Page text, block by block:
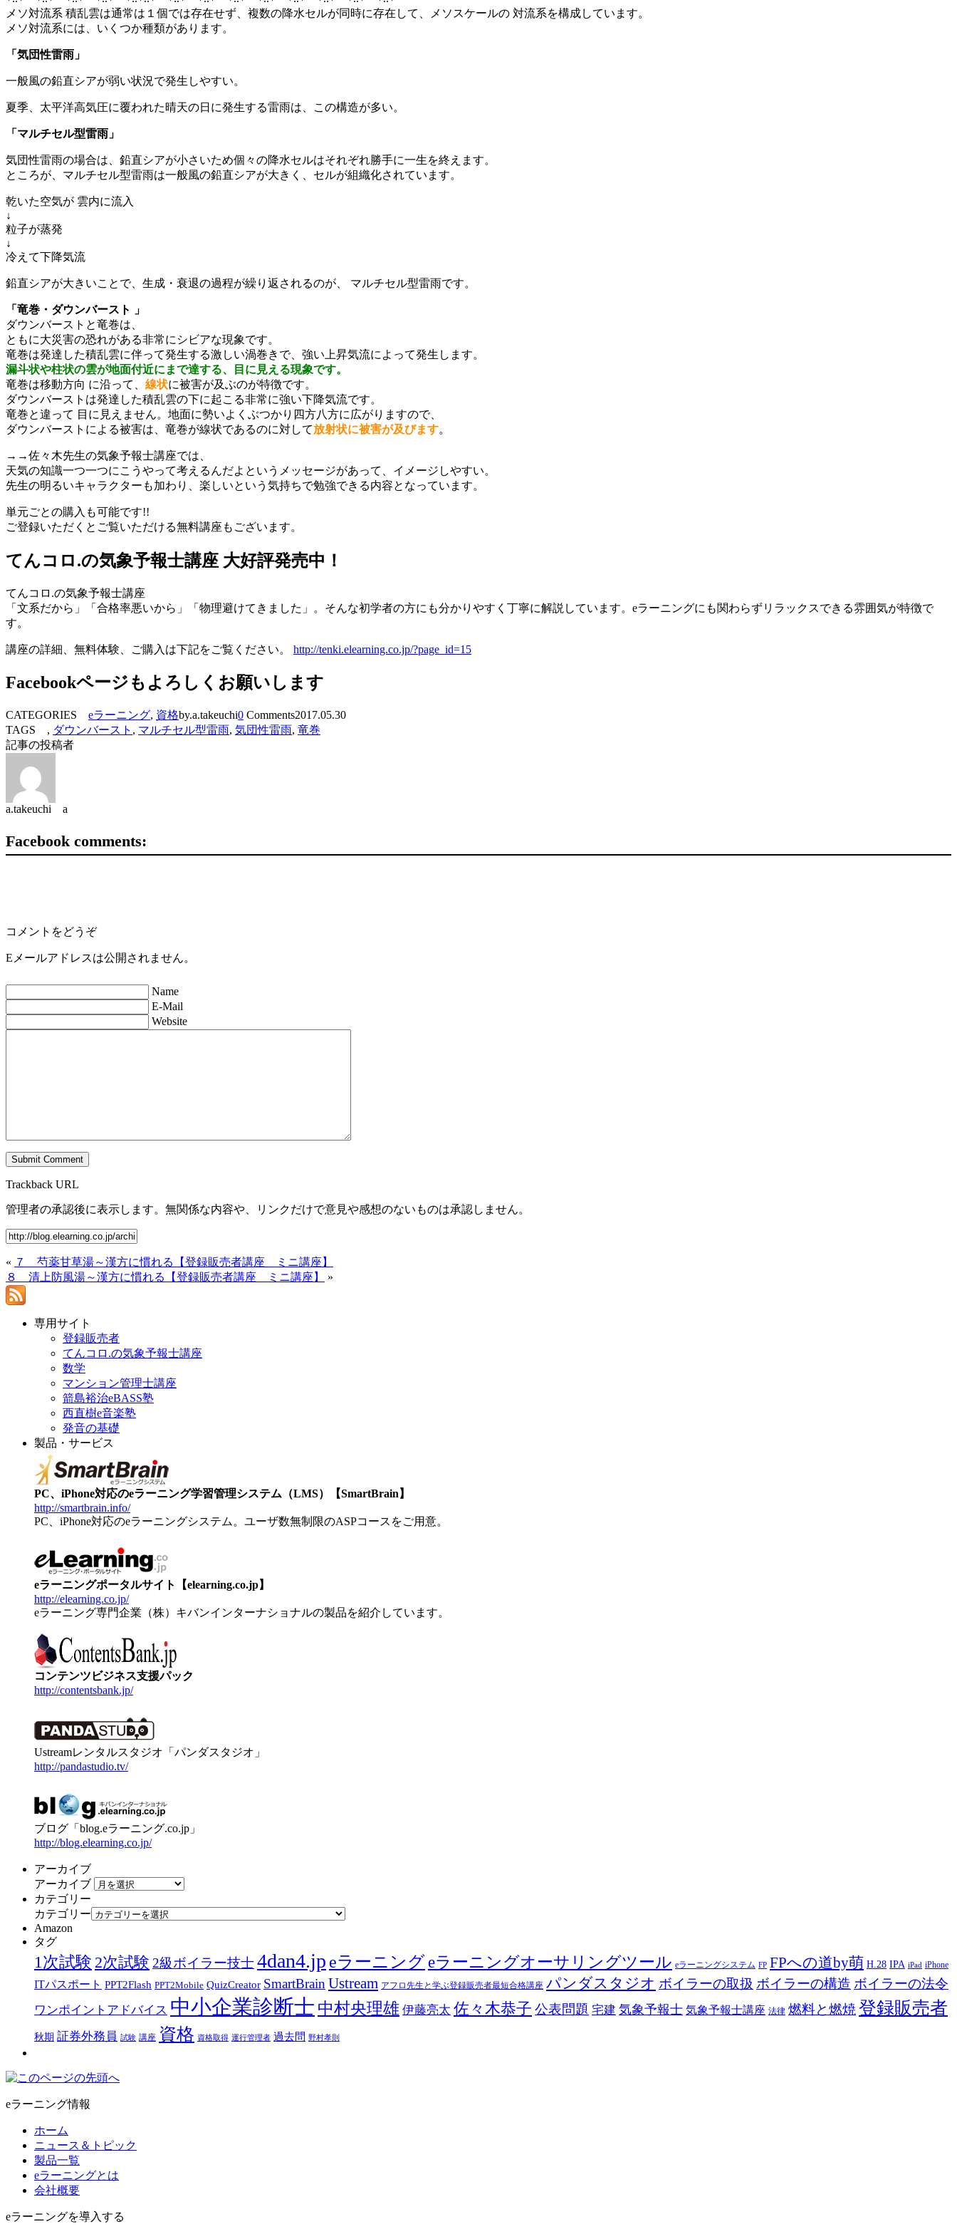
メソ対流系 積乱雲は通常は１個では存在せず、複数の降水セルが同時に存在して、メソスケールの 対流系を構成しています。
メソ対流系には、いくつか種類があります。
「気団性雷雨」
一般風の鉛直シアが弱い状況で発生しやすい。
夏季、太平洋高気圧に覆われた晴天の日に発生する雷雨は、この構造が多い。
「マルチセル型雷雨」
気団性雷雨の場合は、鉛直シアが小さいため個々の降水セルはそれぞれ勝手に一生を終えます。
ところが、マルチセル型雷雨は一般風の鉛直シアが大きく、セルが組織化されています。
乾いた空気が 雲内に流入
↓
粒子が蒸発
↓
冷えて下降気流
鉛直シアが大きいことで、生成・衰退の過程が繰り返されるのが、 マルチセル型雷雨です。
「竜巻・ダウンバースト 」
ダウンバーストと竜巻は、
ともに大災害の恐れがある非常にシビアな現象です。
竜巻は発達した積乱雲に伴って発生する激しい渦巻きで、強い上昇気流によって発生します。
漏斗状や柱状の雲が地面付近にまで達する、目に見える現象です。
竜巻は移動方向 に沿って、 線状に被害が及ぶのが特徴です。
ダウンバーストは発達した積乱雲の下に起こる非常に強い下降気流です。
竜巻と違って 目に見えません。地面に勢いよくぶつかり四方八方に広がりますので、
ダウンバーストによる被害は、竜巻が線状であるのに対して放射状に被害が及びます。
→→佐々木先生の気象予報士講座では、
天気の知識一つ一つにこうやって考えるんだよというメッセージがあって、イメージしやすい。
先生の明るいキャラクターも加わり、楽しいという気持ちで勉強できる内容となっています。
単元ごとの購入も可能です!!
ご登録いただくとご覧いただける無料講座もございます。
てんコロ.の気象予報士講座 大好評発売中！
てんコロ.の気象予報士講座
「文系だから」「合格率悪いから」「物理避けてきました」。そんな初学者の方にも分かりやすく丁寧に解説しています。eラーニングにも関わらずリラックスできる雰囲気が特徴で
す。
講座の詳細、無料体験、ご購入は下記をご覧ください。 http://tenki.elearning.co.jp/?page_id=15
Facebookページもよろしくお願いします
CATEGORIES eラーニング, 資格by.a.takeuchi0 Comments2017.05.30
TAGS , ダウンバースト , マルチセル型雷雨, 気団性雷雨, 竜巻
記事の投稿者
a.takeuchi a
Facebook comments:
コメントをどうぞ
Eメールアドレスは公開されません。
Name
E-Mail
Website
Trackback URL
管理者の承認後に表示します。無関係な内容や、リンクだけで意見や感想のないものは承認しません。
« ７ 芍薬甘草湯～漢方に慣れる【登録販売者講座 ミニ講座】
８ 清上防風湯～漢方に慣れる【登録販売者講座 ミニ講座】
»
専用サイト
登録販売者
てんコロ.の気象予報士講座
数学
マンション管理士講座
箭島裕治eBASS塾
西直樹e音楽塾
発音の基礎
製品・サービス
PC、iPhone対応のeラーニング学習管理システム（LMS）【SmartBrain】
http://smartbrain.info/
PC、iPhone対応のeラーニングシステム。ユーザ数無制限のASPコースをご用意。
eラーニングポータルサイト【elearning.co.jp】
http://elearning.co.jp/
eラーニング専門企業（株）キバンインターナショナルの製品を紹介しています。
コンテンツビジネス支援パック
http://contentsbank.jp/
Ustreamレンタルスタジオ「パンダスタジオ」
http://pandastudio.tv/
ブログ「blog.eラーニング.co.jp」
http://blog.elearning.co.jp/
アーカイブ
アーカイブ
カテゴリー
カテゴリー
Amazon
タグ
1次試験 2次試験 2級ボイラー技士4dan4.jp eラーニング eラーニングオーサリングツール eラーニングシステム FP FPへの道by萌 H.28 IPA iPad iPhone
ITパスポート PPT2Flash PPT2Mobile QuizCreator SmartBrain Ustream アフロ先生と学ぶ登録販売者最短合格講座 パンダスタジオ ボイラーの取扱 ボイラーの構造 ボイラーの法令
ワンポイントアドバイス 中小企業診断士 中村央理雄 伊藤亮太 佐々木恭子 公表問題 宅建 気象予報士 気象予報士講座 法律 燃料と燃焼 登録販売者
秋期 証券外務員 試験 講座 資格 資格取得 運行管理者 過去問 野村孝則
eラーニング情報
ホーム
ニュース＆トピック
製品一覧
eラーニングとは
会社概要
eラーニングを導入する